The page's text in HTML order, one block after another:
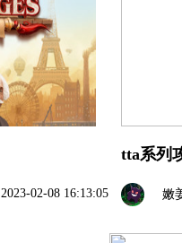
2023-02-08 16:13:05
tta系列
嫩